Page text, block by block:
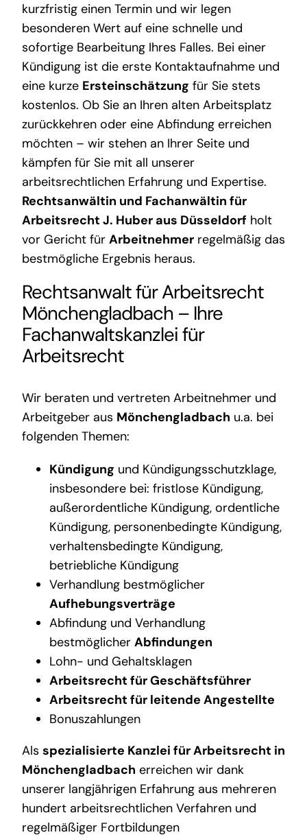
kurzfristig einen Termin und wir legen
besonderen Wert auf eine schnelle und
sofortige Bearbeitung Ihres Falles. Bei einer
Kündigung ist die erste Kontaktaufnahme und
eine kurze Ersteinschätzung für Sie stets
kostenlos. Ob Sie an Ihren alten Arbeitsplatz
zurückkehren oder eine Abfindung erreichen
möchten – wir stehen an Ihrer Seite und
kämpfen für Sie mit all unserer
arbeitsrechtlichen Erfahrung und Expertise.
Rechtsanwältin und Fachanwältin für
Arbeitsrecht J. Huber aus Düsseldorf holt
vor Gericht für Arbeitnehmerregelmäßig das
bestmögliche Ergebnis heraus.
Rechtsanwalt für Arbeitsrecht
Mönchengladbach – Ihre
Fachanwaltskanzlei für
Arbeitsrecht
Wir beraten und vertreten Arbeitnehmer und
Arbeitgeber aus Mönchengladbach u.a. bei
folgenden Themen:
Kündigung und Kündigungsschutzklage,
insbesondere bei: fristlose Kündigung,
außerordentliche Kündigung, ordentliche
Kündigung, personenbedingte Kündigung,
verhaltensbedingte Kündigung,
betriebliche Kündigung
Verhandlung bestmöglicher
Aufhebungsverträge
Abfindung und Verhandlung
bestmöglicher Abfindungen
Lohn- und Gehaltsklagen
Arbeitsrecht für Geschäftsführer
Arbeitsrecht für leitende Angestellte
Bonuszahlungen
Als spezialisierte Kanzlei für Arbeitsrecht in
Mönchengladbach erreichen wir dank
unserer langjährigen Erfahrung aus mehreren
hundert arbeitsrechtlichen Verfahren und
regelmäßiger Fortbildungen